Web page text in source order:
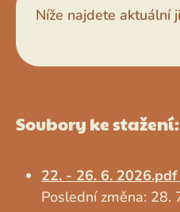
Níže najdete aktuální
Soubory ke stažení:
22. - 26. 6. 2026.pdf
Poslední změna: 28.